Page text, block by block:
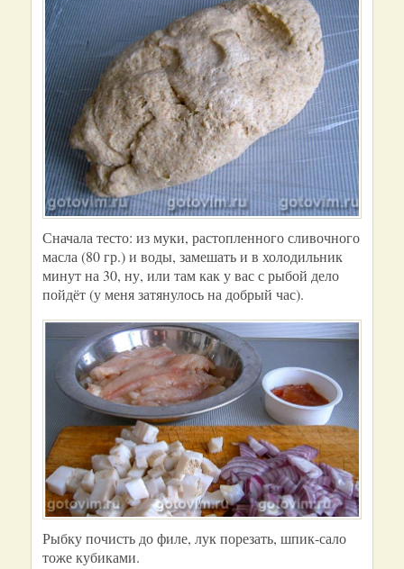
Сначала тесто: из муки, растопленного сливочного
масла (80 гр.) и воды, замешать и в холодильник
минут на 30, ну, или там как у вас с рыбой дело
пойдёт (у меня затянулось на добрый час).
Рыбку почисть до филе, лук порезать, шпик-сало
тоже кубиками.